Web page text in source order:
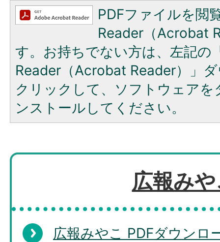
PDFファイルを閲
Reader（Acrobat
す。お持ちでない方は、左記の
Reader（Acrobat Reader）」
クリックして、ソフトウェア
ンストールしてください。
広報み
広報みやこ PDFダウンロ